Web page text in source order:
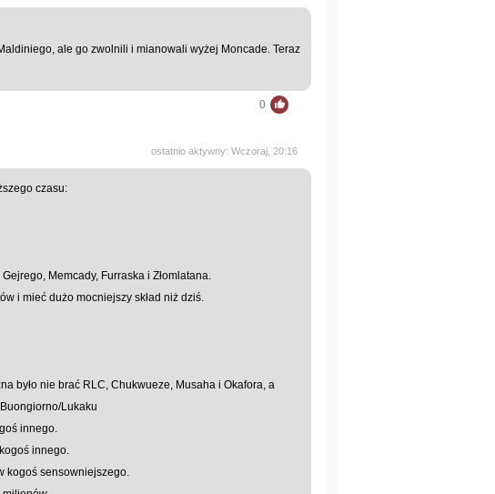
ale go zwolnili i mianowali wyżej Moncade. Teraz
0
ostatnio aktywny: Wczoraj, 20:16
czasu:
Memcady, Furraska i Złomlatana.
i mieć dużo mocniejszy skład niż dziś.
było nie brać RLC, Chukwueze, Musaha i Okafora, a
Lukaku
innego.
innego.
kogoś sensowniejszego.